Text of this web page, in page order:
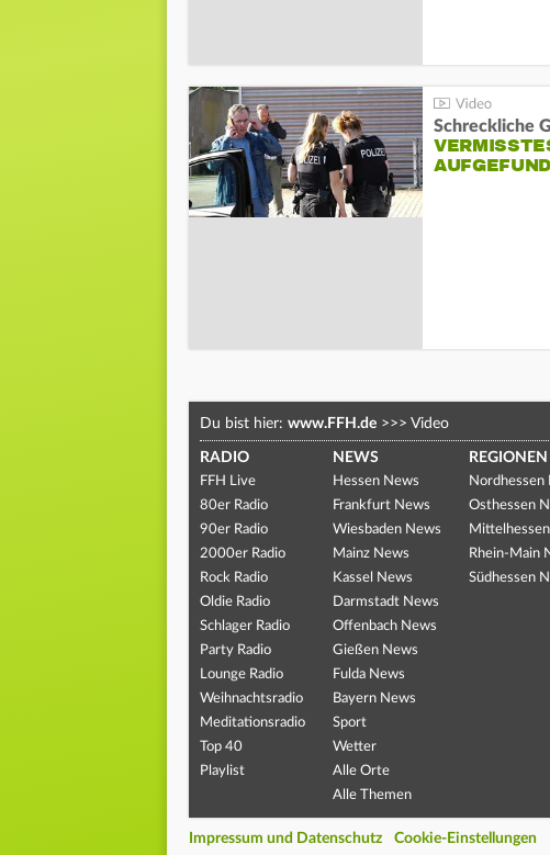
Schreckliche
Du bist hier: www.FFH.de >>> Video
RADIO
FFH Live
80er Radio
90er Radio
2000er Radio
Rock Radio
Oldie Radio
Schlager Radio
Party Radio
Lounge Radio
Weihnachtsradio
Meditationsradio
Top 40
Playlist
NEWS
Hessen News
Frankfurt News
Wiesbaden News
Mainz News
Kassel News
Darmstadt News
Offenbach News
Gießen News
Fulda News
Bayern News
Sport
Wetter
Alle Orte
Alle Themen
REGIONEN
Nordhessen
Osthessen
Rhein-Main
Südhessen
Impressum und Datenschutz Cookie-Einstellungen